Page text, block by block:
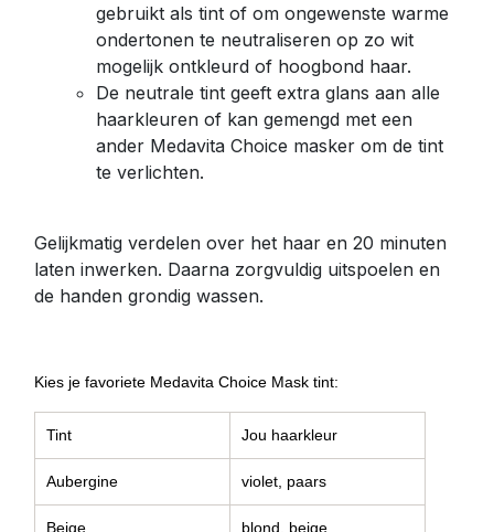
gebruikt als tint of om ongewenste warme
ondertonen te neutraliseren op zo wit
mogelijk ontkleurd of hoogbond haar.
De neutrale tint geeft extra glans aan alle
haarkleuren of kan gemengd met een
ander Medavita Choice masker om de tint
te verlichten.
Gelijkmatig verdelen over het haar en 20 minuten
laten inwerken. Daarna zorgvuldig uitspoelen en
de handen grondig wassen.
Kies je favoriete Medavita Choice Mask tint:
Tint Jou haarkleur
Aubergine violet, paars
Beige blond, beige